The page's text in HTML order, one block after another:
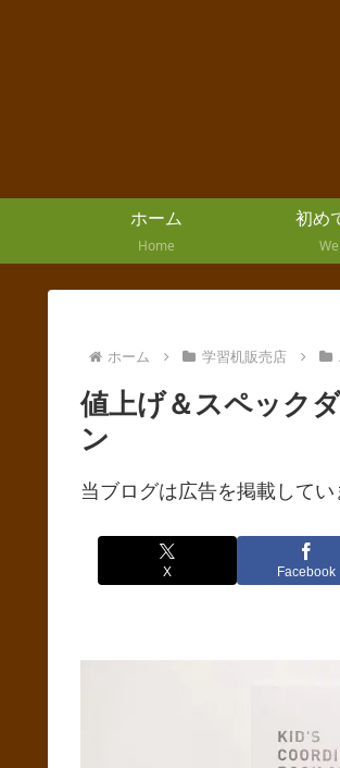
ホーム
Home
初め
ホーム 学習机販売店
値上げ＆スペック
ン
当ブログは広告を掲載して
X Facebook